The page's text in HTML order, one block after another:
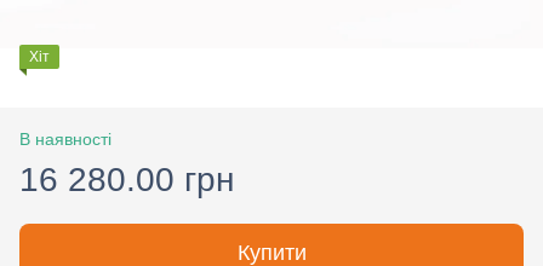
Хіт
В наявності
16 280.00 грн
Купити